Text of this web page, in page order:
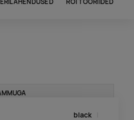
ERILAHENDUSED ROI TÖÖRIIDED
black